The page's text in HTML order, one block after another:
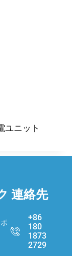
ユニット
連絡先
+86
180
1873
2729